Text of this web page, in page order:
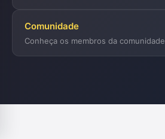
Comunidade
Conheça os membros da comunidade